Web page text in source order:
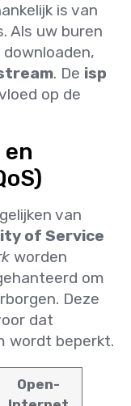
is van
Als uw buren
. De isp
op de
van
of Service
worden
om
Deze
dat
wordt beperkt.
Open-